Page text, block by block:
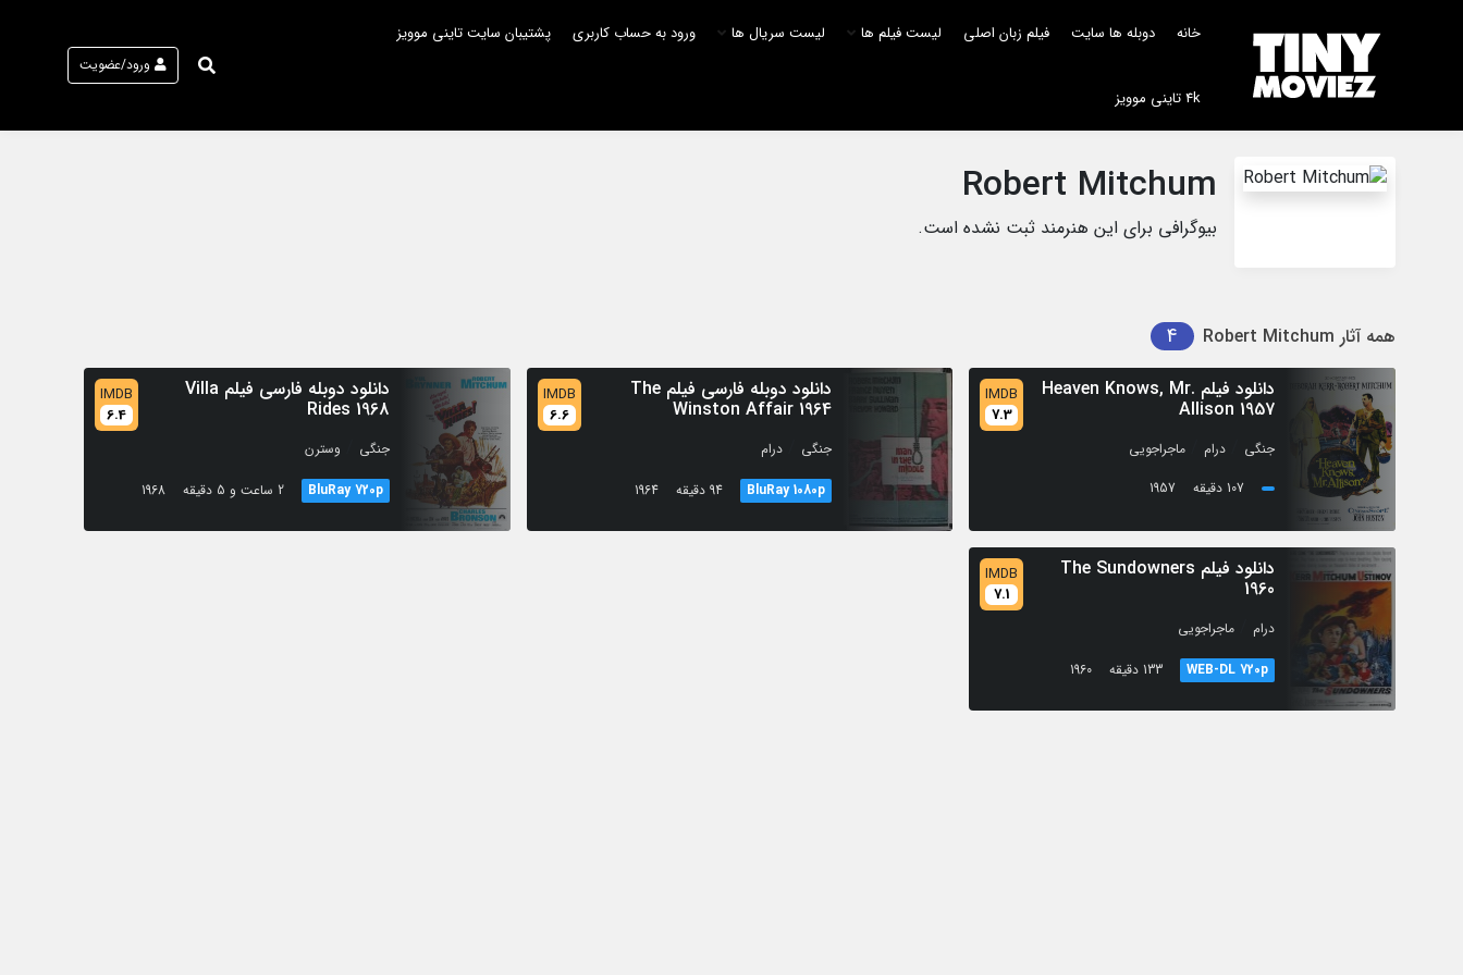
خانه دوبله ها سایت فیلم زبان اصلی لیست فیلم ها لیست سریال ها ورود به حساب کاربری پشتیبان سایت تاینی موویز
4k تاینی موویز
ورود/عضویت
Robert Mitchum
بیوگرافی برای این هنرمند ثبت نشده است.
همه آثار Robert Mitchum
4
دانلود فیلم Heaven Knows, Mr.
Allison 1957
IMDB
7.3
جنگی درام
ماجراجویی
107 دقیقه
1957
دانلود دوبله فارسی فیلم The
Winston Affair 1964
IMDB
6.6
جنگی
درام
BluRay 1080p
94 دقیقه 1964
دانلود دوبله فارسی فیلم Villa
Rides 1968
IMDB
6.4
جنگی
وسترن
BluRay 720p
2 ساعت و 5 دقیقه 1968
دانلود فیلم The Sundowners
1960
IMDB
7.1
درام
ماجراجویی
WEB-DL 720p
133 دقیقه 1960